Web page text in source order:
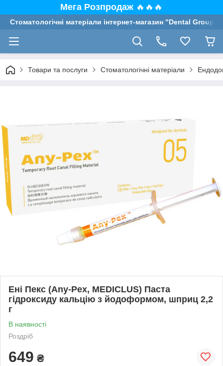
Мега Розпродаж 🔥🔥🔥
Стоматологічні матеріали інтернет-магазин "Dental Group"
Товари та послуги Стоматологічні матеріали
Ені Пекс (Any-Pex, MEDICLUS) Паста
гідроксиду кальцію з йодоформом, шприц 2,2
г
В наявності
Роздріб
649 ₴